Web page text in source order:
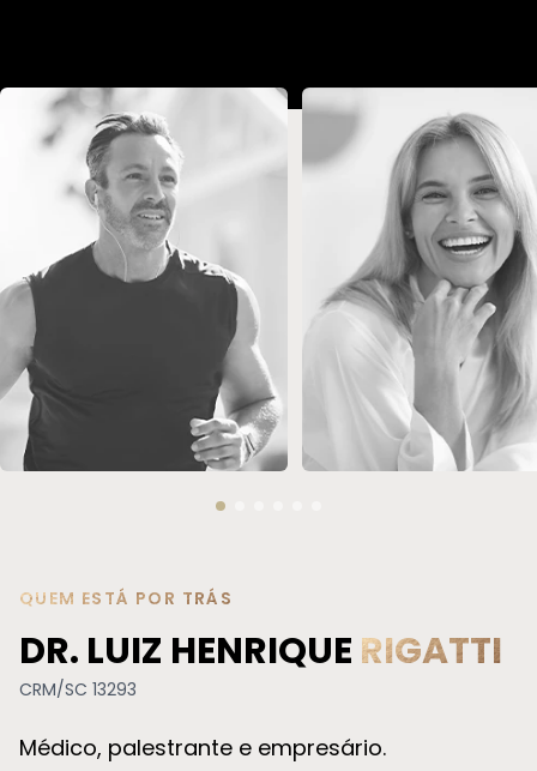
QUEM ESTÁ POR TRÁS
DR. LUIZ HENRIQUE RIGATTI
CRM/SC 13293
Médico, palestrante e empresário.